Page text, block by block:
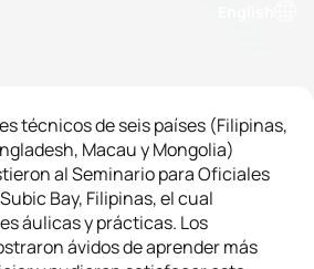
técnicos de seis países (Filipinas,
Macau y Mongolia)
al Seminario para Oficiales
Bay, Filipinas, el cual
áulicas y prácticas. Los
ávidos de aprender más